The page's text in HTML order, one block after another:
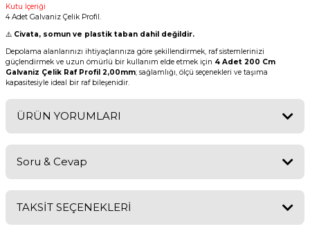
Kutu İçeriği
4 Adet Galvaniz Çelik Profil.
⚠️ Civata, somun ve plastik taban dahil değildir.
Depolama alanlarınızı ihtiyaçlarınıza göre şekillendirmek, raf sistemlerinizi
güçlendirmek ve uzun ömürlü bir kullanım elde etmek için 4 Adet 200 Cm
Galvaniz Çelik Raf Profil 2,00mm; sağlamlığı, ölçü seçenekleri ve taşıma
kapasitesiyle ideal bir raf bileşenidir.
ÜRÜN YORUMLARI
Soru & Cevap
Ürün hakkında henüz soru sorulmamış.
TAKSİT SEÇENEKLERİ